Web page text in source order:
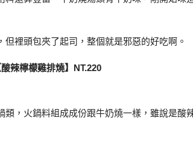
但裡頭包夾了起司，整個就是邪惡的好吃啊。
辣檸檬雞排燒】NT.220
類，火鍋料組成成份跟牛奶燒一樣，雖說是酸